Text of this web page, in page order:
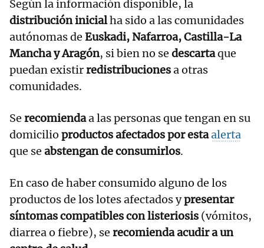
Según la información disponible, la
distribución inicialha sido a las comunidades
autónomas de Euskadi, Nafarroa, Castilla-La
Mancha y Aragón, si bien no se descartaque
puedan existirredistribucionesa otras
comunidades.
Se recomiendaa las personas que tengan en su
domicilio productos afectados por estaalerta
que se abstengan de consumirlos.
En caso de haber consumido alguno de los
productos de los lotes afectados ypresentar
síntomas compatibles con listeriosis (vómitos,
diarrea o fiebre), se recomienda acudir a un